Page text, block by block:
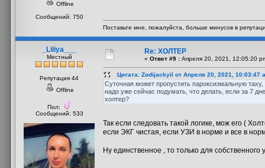
Offline
Сообщений: 750
Поставьте мне, пожалуйста, больше минусов в
_Liliya___
Местный
Репутация 44
Offline
Пол:
Сообщений: 533
Re: ХОЛТЕР
« Ответ #9 : Апреля 20, 2021, 12:05:20
Цитата: Zodijackyil от Апреля 20, 2021, 10:03:47
Суточная может пропустить пароксизмальную
надо уже сейчас подумать, что делать, если за 7
холтер?
Так если следовать такой логике, мож его (
если ЭКГ чистая, если УЗИ в норме и все в
Ну единственное , то только для